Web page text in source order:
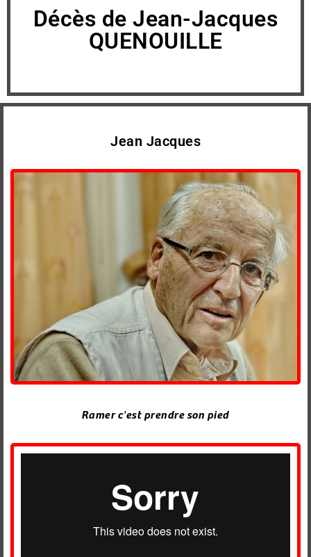
Décès de Jean-Jacques
QUENOUILLE
Jean Jacques
Ramer c'est prendre son pied